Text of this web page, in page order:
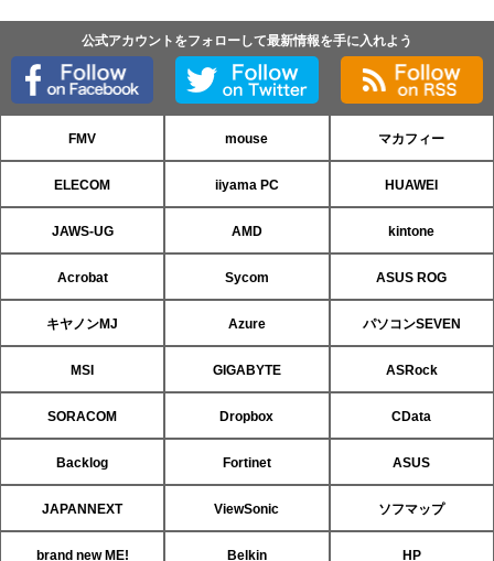
公式アカウントをフォローして最新情報を手に入れよう
FMV mouse マカフィー
ELECOM iiyama PC HUAWEI
JAWS-UG AMD kintone
Acrobat Sycom ASUS ROG
キヤノンMJ Azure パソコンSEVEN
MSI GIGABYTE ASRock
SORACOM Dropbox CData
Backlog Fortinet ASUS
JAPANNEXT ViewSonic ソフマップ
brand new ME! Belkin HP